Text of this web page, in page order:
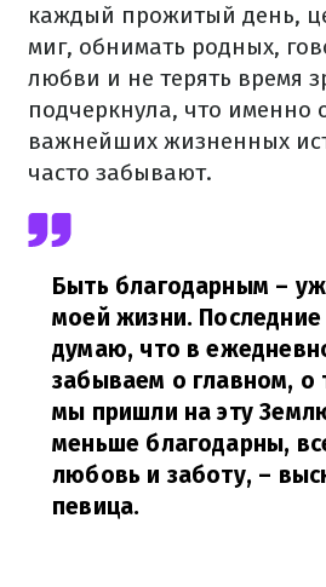
каждый прожитый день,
миг, обнимать родных,
любви и не терять время
подчеркнула, что именно
важнейших жизненных
часто забывают.
Быть благодарным –
моей жизни. Последние
думаю, что в
забываем о главном, о
мы пришли на эту
меньше благодарны,
любовь и заботу, –
певица.